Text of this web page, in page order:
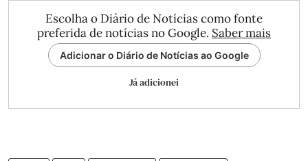
Escolha o Diário de Notícias como fonte
preferida de notícias no Google. Saber mais
Adicionar o Diário de Notícias ao Google
Já adicionei